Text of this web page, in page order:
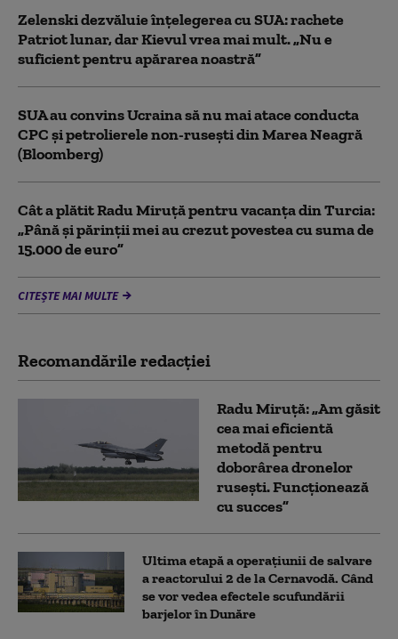
Zelenski dezvăluie înțelegerea cu SUA: rachete
Patriot lunar, dar Kievul vrea mai mult. „Nu e
suficient pentru apărarea noastră”
SUA au convins Ucraina să nu mai atace conducta
CPC şi petrolierele non-ruseşti din Marea Neagră
(Bloomberg)
Cât a plătit Radu Miruță pentru vacanța din Turcia:
„Până și părinții mei au crezut povestea cu suma de
15.000 de euro”
CITEȘTE MAI MULTE
Recomandările redacţiei
Radu Miruță: „Am găsit
cea mai eficientă
metodă pentru
doborârea dronelor
rusești. Funcționează
cu succes”
Ultima etapă a operațiunii de salvare
a reactorului 2 de la Cernavodă. Când
se vor vedea efectele scufundării
barjelor în Dunăre